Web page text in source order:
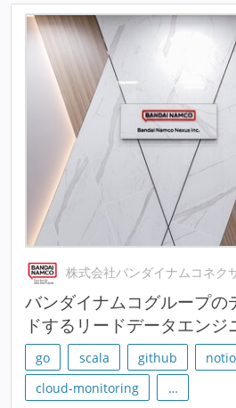
株式会社バンダイナムコネク
バンダイナムコグループの
ドするリードデータエンジ
go scala github
cloud-monitoring
…